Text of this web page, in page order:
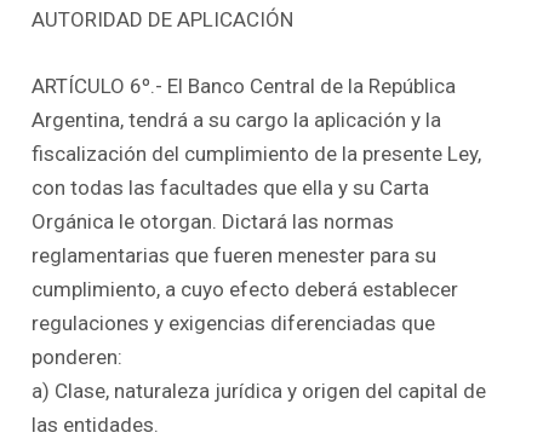
AUTORIDAD DE APLICACIÓN
ARTÍCULO 6º.- El Banco Central de la República
Argentina, tendrá a su cargo la aplicación y la
fiscalización del cumplimiento de la presente Ley,
con todas las facultades que ella y su Carta
Orgánica le otorgan. Dictará las normas
reglamentarias que fueren menester para su
cumplimiento, a cuyo efecto deberá establecer
regulaciones y exigencias diferenciadas que
ponderen:
a) Clase, naturaleza jurídica y origen del capital de
las entidades.